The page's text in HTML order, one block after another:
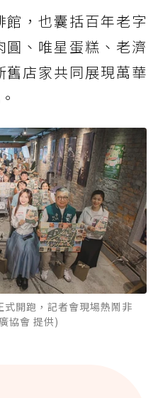
，也囊括百年老字
、唯星蛋糕、老濟
舊店家共同展現萬華
式開跑，記者會現場熱鬧非
協會 提供)